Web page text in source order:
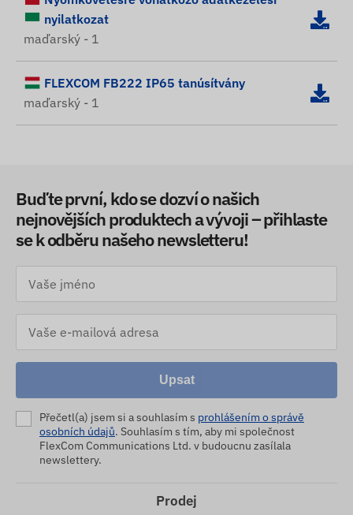
nyilatkozat
maďarský - 1
FLEXCOM FB222 IP65 tanúsítvány
maďarský - 1
Buďte první, kdo se dozví o našich
nejnovějších produktech a vývoji – přihlaste
se k odběru našeho newsletteru!
Upsat
Přečetl(a) jsem si a souhlasím s prohlášením o správě
osobních údajů. Souhlasím s tím, aby mi společnost
FlexCom Communications Ltd. v budoucnu zasílala
newslettery.
Prodej